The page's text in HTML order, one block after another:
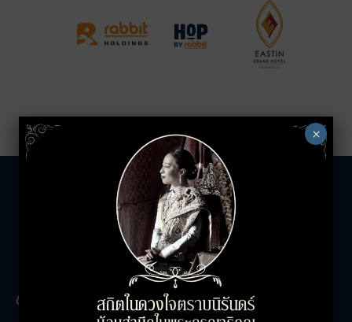
ติดต่อสอบถาม The Unicorn
×